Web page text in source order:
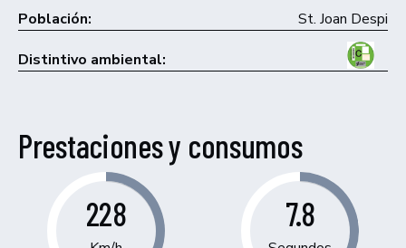
Población: St. Joan Despi
Distintivo ambiental:
Prestaciones y consumos
228
7.8